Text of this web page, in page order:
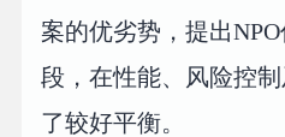
案的优劣势，提出
段，在性能、风险控
了较好平衡。